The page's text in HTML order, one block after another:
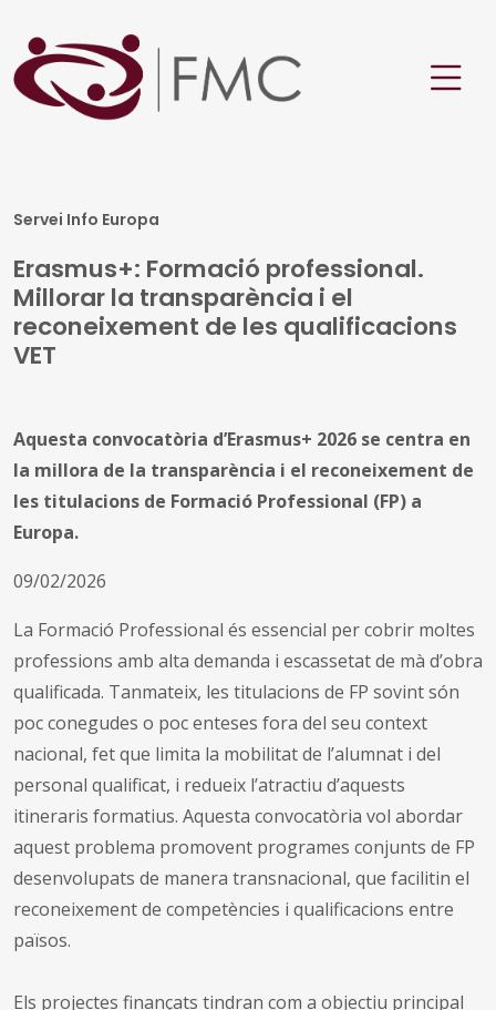
Servei Info Europa
Erasmus+: Formació professional.
Millorar la transparència i el
reconeixement de les qualificacions
VET
Aquesta convocatòria d’Erasmus+ 2026 se centra en
la millora de la transparència i el reconeixement de
les titulacions de Formació Professional (FP) a
Europa.
09/02/2026
La Formació Professional és essencial per cobrir moltes
professions amb alta demanda i escassetat de mà d’obra
qualificada. Tanmateix, les titulacions de FP sovint són
poc conegudes o poc enteses fora del seu context
nacional, fet que limita la mobilitat de l’alumnat i del
personal qualificat, i redueix l’atractiu d’aquests
itineraris formatius. Aquesta convocatòria vol abordar
aquest problema promovent programes conjunts de FP
desenvolupats de manera transnacional, que facilitin el
reconeixement de competències i qualificacions entre
països.
Els projectes finançats tindran com a objectiu principal